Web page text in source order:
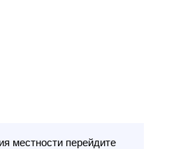
местности перейдите